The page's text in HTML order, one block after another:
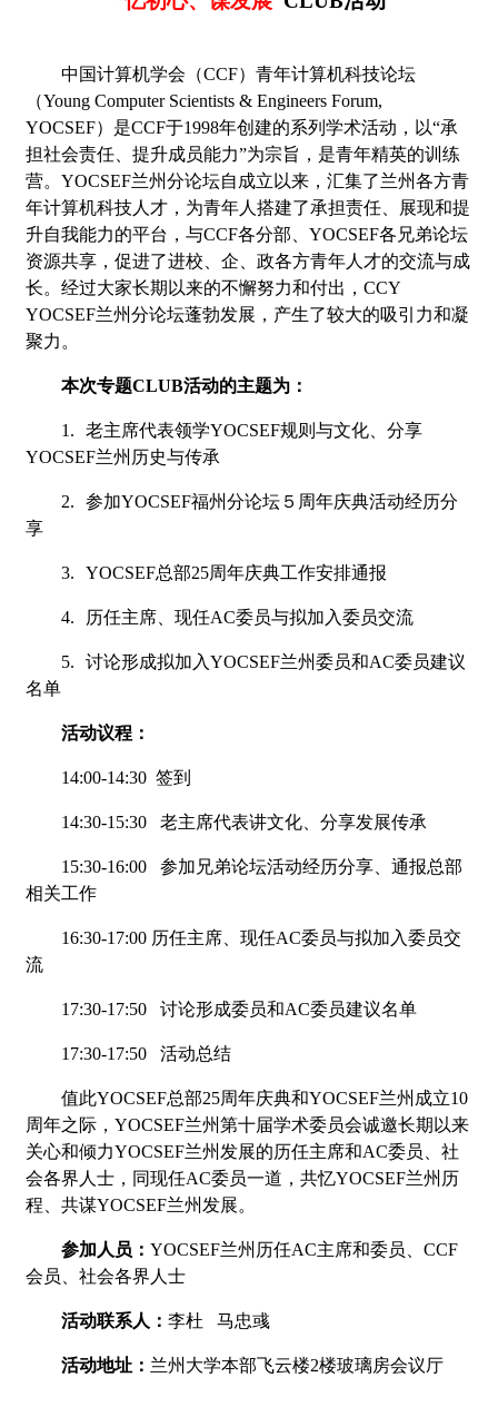
中国计算机学会（CCF）青年计算机科技论坛
（Young Computer Scientists & Engineers Forum,
YOCSEF）是CCF于1998年创建的系列学术活动，以“承
担社会责任、提升成员能力”为宗旨，是青年精英的训练
营。 YOCSEF兰州分论坛自成立以来，汇集了兰州各方青
年计算机科技人才，为青年人搭建了承担责任、展现和提
升自我能力的平台，与CCF各分部、 YOCSEF各兄弟论坛
资源共享，促进了进校、企、政各方青年人才的交流与成
长。经过大家长期以来的不懈努力和付出， CCY
YOCSEF兰州分论坛蓬勃发展，产生了较大的吸引力和凝
聚力。
本次专题CLUB活动的主题为：
1. 老主席代表领学YOCSEF规则与文化、分享
YOCSEF兰州历史与传承
2. 参加YOCSEF福州分论坛５周年庆典活动经历分
享
3. YOCSEF总部25周年庆典工作安排通报
4. 历任主席、现任AC委员与拟加入委员交流
5. 讨论形成拟加入YOCSEF兰州委员和AC委员建议
名单
活动议程：
14:00-14:30 签到
14:30-15:30 老主席代表讲文化、分享发展传承
15:30-16:00 参加兄弟论坛活动经历分享、通报总部
相关工作
16:30-17:00 历任主席、现任AC委员与拟加入委员交
流
17:30-17:50 讨论形成委员和AC委员建议名单
17:30-17:50 活动总结
值此YOCSEF总部25周年庆典和YOCSEF兰州成立10
周年之际， YOCSEF兰州第十届学术委员会诚邀长期以来
关心和倾力YOCSEF兰州发展的历任主席和AC委员、社
会各界人士，同现任AC委员一道，共忆YOCSEF兰州历
程、共谋YOCSEF兰州发展。
参加人员： YOCSEF兰州历任AC主席和委员、 CCF
会员、社会各界人士
活动联系人： 李杜 马忠彧
活动地址： 兰州大学本部飞云楼2楼玻璃房会议厅